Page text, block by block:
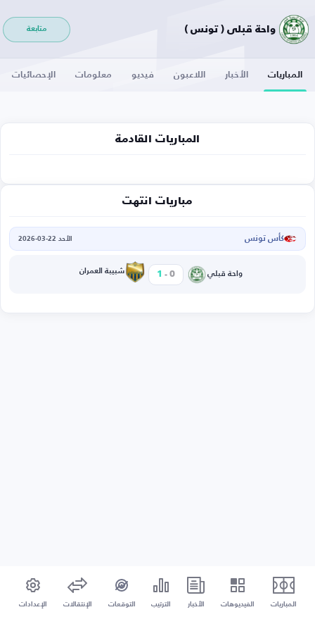
واحة قبلي ( تونس ) متابعة
المباريات الأخبار اللاعبون فيديو معلومات الإحصائيات
المباريات القادمة
مباريات انتهت
كأس تونس الأحد 22-03-2026
واحة قبلي 0
-
1 شبيبة العمران
المباريات الفيديوهات الأخبار الترتيب التوقعات الإنتقالات الإعدادات